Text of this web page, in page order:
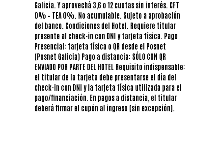
Galicia. Y aprovechá 3,6 o 12 cuotas sin interés. CFT
0% – TEA 0%. No acumulable. Sujeto a aprobación
del banco. Condiciones del Hotel. Requiere titular
presente al check-in con DNI y tarjeta física. Pago
Presencial: tarjeta física o QR desde el Posnet
(Posnet Galicia) Pago a distancia: SÓLO CON QR
ENVIADO POR PARTE DEL HOTEL Requisito indispensable:
el titular de la tarjeta debe presentarse el día del
check-in con DNI y la tarjeta física utilizada para el
pago/financiación. En pagos a distancia, el titular
deberá firmar el cupón al ingreso (sin excepción).